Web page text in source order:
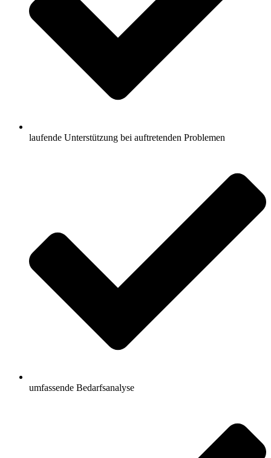
laufende Unterstützung bei auftretenden Problemen
umfassende Bedarfsanalyse